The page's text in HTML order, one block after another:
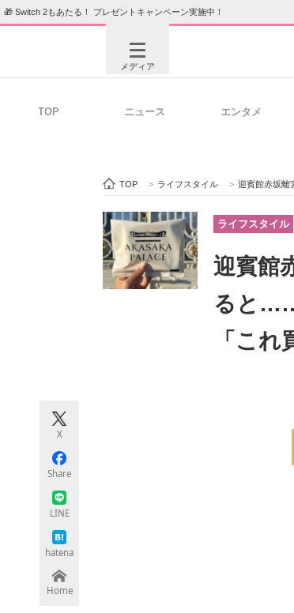
🎁 Switch 2もあたる！ プレゼントキャンペーン実施中！
メディア
ビジネスと働き方のヒント
ITエンジニア向け専門サイト
TOP ニュース エンタメ
TOP > ライフスタイル > 迎賓館赤坂離
ライフスタイル
迎賓館
ると
「こ
X
Share
LINE
hatena
Home